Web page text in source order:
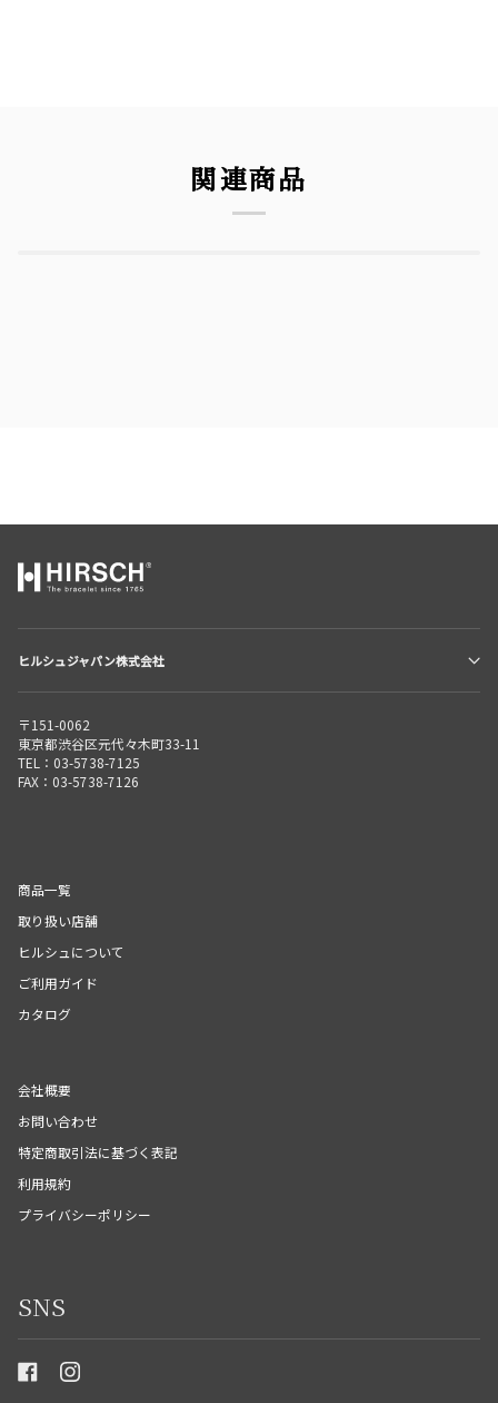
関連商品
ヒルシュジャパン株式会社
〒151-0062
東京都渋谷区元代々木町33-11
TEL：03-5738-7125
FAX：03-5738-7126
商品一覧
取り扱い店舗
ヒルシュについて
ご利用ガイド
カタログ
会社概要
お問い合わせ
特定商取引法に基づく表記
利用規約
プライバシーポリシー
SNS